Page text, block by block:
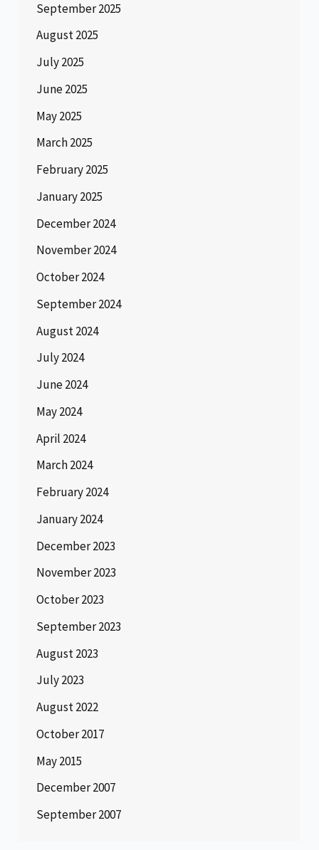
September 2025
August 2025
July 2025
June 2025
May 2025
March 2025
February 2025
January 2025
December 2024
November 2024
October 2024
September 2024
August 2024
July 2024
June 2024
May 2024
April 2024
March 2024
February 2024
January 2024
December 2023
November 2023
October 2023
September 2023
August 2023
July 2023
August 2022
October 2017
May 2015
December 2007
September 2007